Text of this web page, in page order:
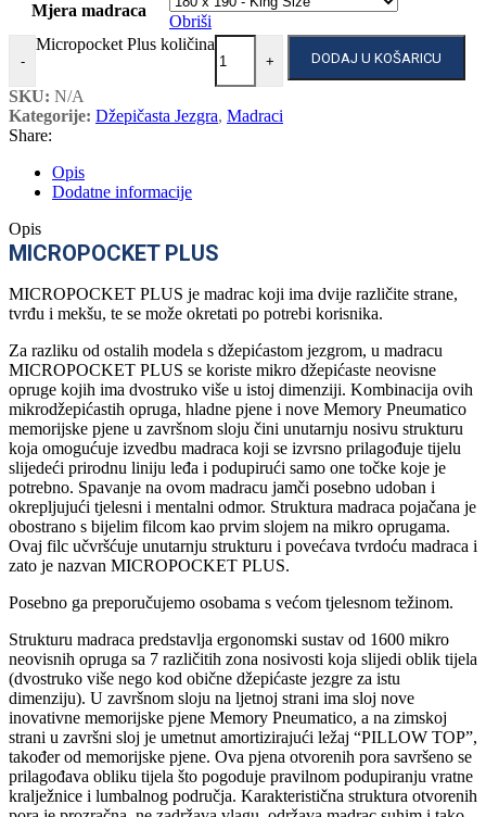
Mjera madraca
Obriši
-
Micropocket Plus količina
+ DODAJ U KOŠARICU
SKU: N/A
Kategorije: Džepičasta Jezgra, Madraci
Share:
Opis
Dodatne informacije
Opis
MICROPOCKET PLUS
MICROPOCKET PLUS je madrac koji ima dvije različite strane,
tvrđu i mekšu, te se može okretati po potrebi korisnika.
Za razliku od ostalih modela s džepićastom jezgrom, u madracu
MICROPOCKET PLUS se koriste mikro džepićaste neovisne
opruge kojih ima dvostruko više u istoj dimenziji. Kombinacija ovih
mikrodžepićastih opruga, hladne pjene i nove Memory Pneumatico
memorijske pjene u završnom sloju čini unutarnju nosivu strukturu
koja omogućuje izvedbu madraca koji se izvrsno prilagođuje tijelu
slijedeći prirodnu liniju leđa i podupirući samo one točke koje je
potrebno. Spavanje na ovom madracu jamči posebno udoban i
okrepljujući tjelesni i mentalni odmor. Struktura madraca pojačana je
obostrano s bijelim filcom kao prvim slojem na mikro oprugama.
Ovaj filc učvršćuje unutarnju strukturu i povećava tvrdoću madraca i
zato je nazvan MICROPOCKET PLUS.
Posebno ga preporučujemo osobama s većom tjelesnom težinom.
Strukturu madraca predstavlja ergonomski sustav od 1600 mikro
neovisnih opruga sa 7 različitih zona nosivosti koja slijedi oblik tijela
(dvostruko više nego kod obične džepićaste jezgre za istu
dimenziju). U završnom sloju na ljetnoj strani ima sloj nove
inovativne memorijske pjene Memory Pneumatico, a na zimskoj
strani u završni sloj je umetnut amortizirajući ležaj “PILLOW TOP”,
također od memorijske pjene. Ova pjena otvorenih pora savršeno se
prilagođava obliku tijela što pogoduje pravilnom podupiranju vratne
kralježnice i lumbalnog područja. Karakteristična struktura otvorenih